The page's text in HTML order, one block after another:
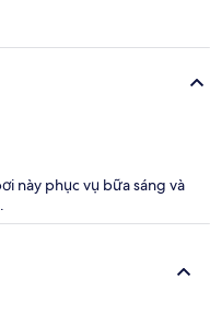
này phục vụ bữa sáng và